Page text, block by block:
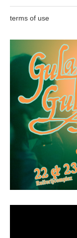
terms of use